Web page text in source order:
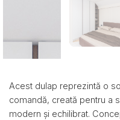
Acest dulap reprezintă o
comandă, creată pentru a
modern și echilibrat.